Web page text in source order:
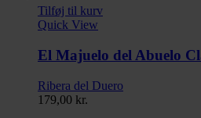
Tilføj til kurv
Quick View
El Majuelo del Abuelo
Ribera del Duero
179,00 kr.